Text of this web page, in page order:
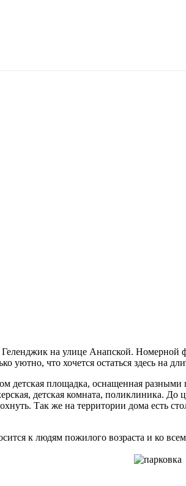
на улице Анапской.
уютно, что хочется остаться здесь
детская площадка, оснащенная
детская комната, поликлиника.
Так же на территории дома есть
к людям пожилого возраста и ко